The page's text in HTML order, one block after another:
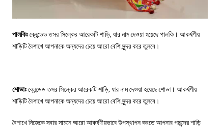
পালকিঃব্লেন্ডেড তসর সিল্কের আরেকটি শাড়ি, যার নাম দেওয়া হয়েছে পালকি। আকর্ষণীয়
শাড়িটি বৈশাখে আপনাকে অন্যদের চেয়ে আরো বেশি সুন্দর করে তুলবে।
শোভাঃব্লেন্ডেড তসর সিল্কের আরেকটি শাড়ি, যার নাম দেওয়া হয়েছে শোভা। আকর্ষণীয়
শাড়িটি বৈশাখে আপনাকে অন্যদের চেয়ে আরো বেশি সুন্দর করে তুলবে।
বৈশাখে নিজেকে সবার সামনে আরো আকর্ষণীয়ভাবে উপস্থাপন করতে আপনার পছন্দের শাড়ি